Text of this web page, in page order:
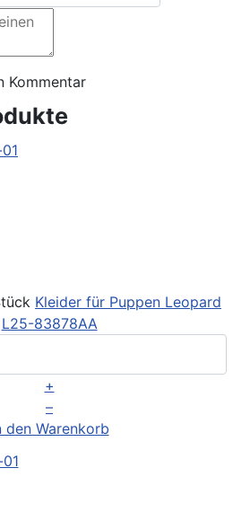
Kleider für Puppen Leopard
L25-83878AA
+
–
den Warenkorb